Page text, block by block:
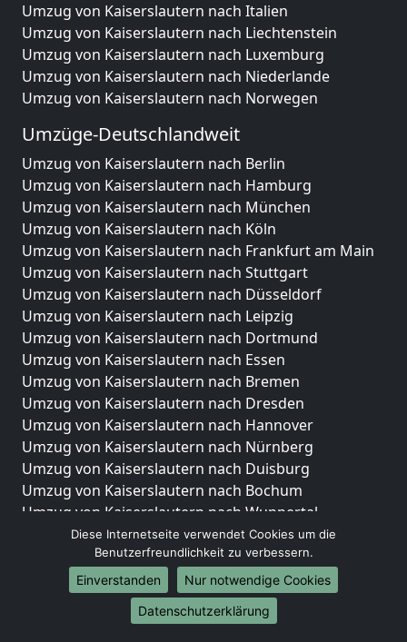
Umzug von Kaiserslautern nach Italien
Umzug von Kaiserslautern nach Liechtenstein
Umzug von Kaiserslautern nach Luxemburg
Umzug von Kaiserslautern nach Niederlande
Umzug von Kaiserslautern nach Norwegen
Umzüge-Deutschlandweit
Umzug von Kaiserslautern nach Berlin
Umzug von Kaiserslautern nach Hamburg
Umzug von Kaiserslautern nach München
Umzug von Kaiserslautern nach Köln
Umzug von Kaiserslautern nach Frankfurt am Main
Umzug von Kaiserslautern nach Stuttgart
Umzug von Kaiserslautern nach Düsseldorf
Umzug von Kaiserslautern nach Leipzig
Umzug von Kaiserslautern nach Dortmund
Umzug von Kaiserslautern nach Essen
Umzug von Kaiserslautern nach Bremen
Umzug von Kaiserslautern nach Dresden
Umzug von Kaiserslautern nach Hannover
Umzug von Kaiserslautern nach Nürnberg
Umzug von Kaiserslautern nach Duisburg
Umzug von Kaiserslautern nach Bochum
Umzug von Kaiserslautern nach Wuppertal
Umzug von Kaiserslautern nach Bielefeld
Umzug von Kaiserslautern nach Bonn
Umzug von Kaiserslautern nach Münster
Internationale-Umzüge
Diese Internetseite verwendet Cookies um die
Benutzerfreundlichkeit zu verbessern.
Einverstanden
Nur notwendige Cookies
Datenschutzerklärung